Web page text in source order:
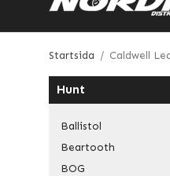
Startsida / Caldwell
Hunt
Ballistol
Beartooth
BOG